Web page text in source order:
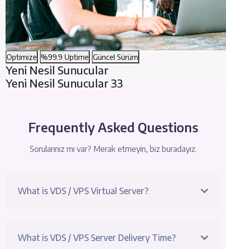
Optimize %99.9 Uptime Güncel Sürüm
Yeni Nesil Sunucular
Yeni Nesil Sunucular 33
Frequently Asked Questions
Sorularınız mı var? Merak etmeyin, biz buradayız.
What is VDS / VPS Virtual Server?
What is VDS / VPS Server Delivery Time?